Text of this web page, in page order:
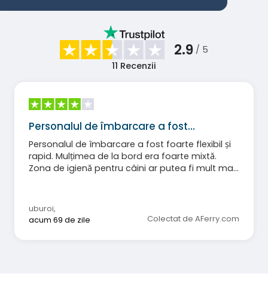
2.9 / 5
11 Recenzii
Personalul de îmbarcare a fost…
Personalul de îmbarcare a fost foarte flexibil și
rapid. Mulțimea de la bord era foarte mixtă.
Zona de igienă pentru câini ar putea fi mult mai
fost mediocră.
uburoi,
acum 69 de zile
Colectat de AFerry.com